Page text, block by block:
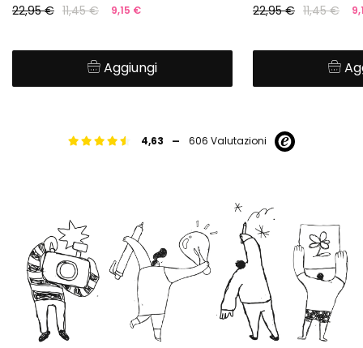
22,95 € 11,45 € 9,15 €
Aggiungi
22,95 € 11,45 €
4,63 - 606 Valutazioni